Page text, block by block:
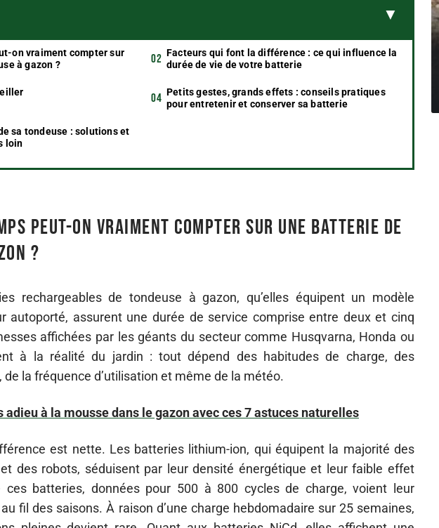
on vraiment compter sur
à gazon ?
Facteurs qui font la différence : ce qui influence la
durée de vie de votre batterie
Petits gestes, grands effets : conseils pratiques
pour entretenir et conserver sa batterie
sa tondeuse : solutions et
loin
peut-on vraiment compter sur une batterie de
?
rechargeables de tondeuse à gazon, qu’elles équipent un modèle
autoporté, assurent une durée de service comprise entre deux et cinq
affichées par les géants du secteur comme Husqvarna, Honda ou
à la réalité du jardin : tout dépend des habitudes de charge, des
la fréquence d’utilisation et même de la météo.
adieu à la mousse dans le gazon avec ces 7 astuces naturelles
est nette. Les batteries lithium-ion, qui équipent la majorité des
des robots, séduisent par leur densité énergétique et leur faible effet
ces batteries, données pour 500 à 800 cycles de charge, voient leur
fil des saisons. À raison d’une charge hebdomadaire sur 25 semaines,